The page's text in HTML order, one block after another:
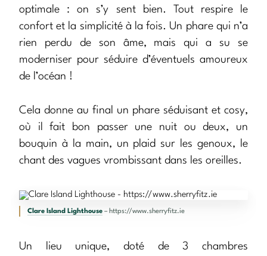
optimale : on s’y sent bien. Tout respire le
confort et la simplicité à la fois. Un phare qui n’a
rien perdu de son âme, mais qui a su se
moderniser pour séduire d’éventuels amoureux
de l’océan !
Cela donne au final un phare séduisant et cosy,
où il fait bon passer une nuit ou deux, un
bouquin à la main, un plaid sur les genoux, le
chant des vagues vrombissant dans les oreilles.
Clare Island Lighthouse – https://www.sherryfitz.ie
Un lieu unique, doté de 3 chambres